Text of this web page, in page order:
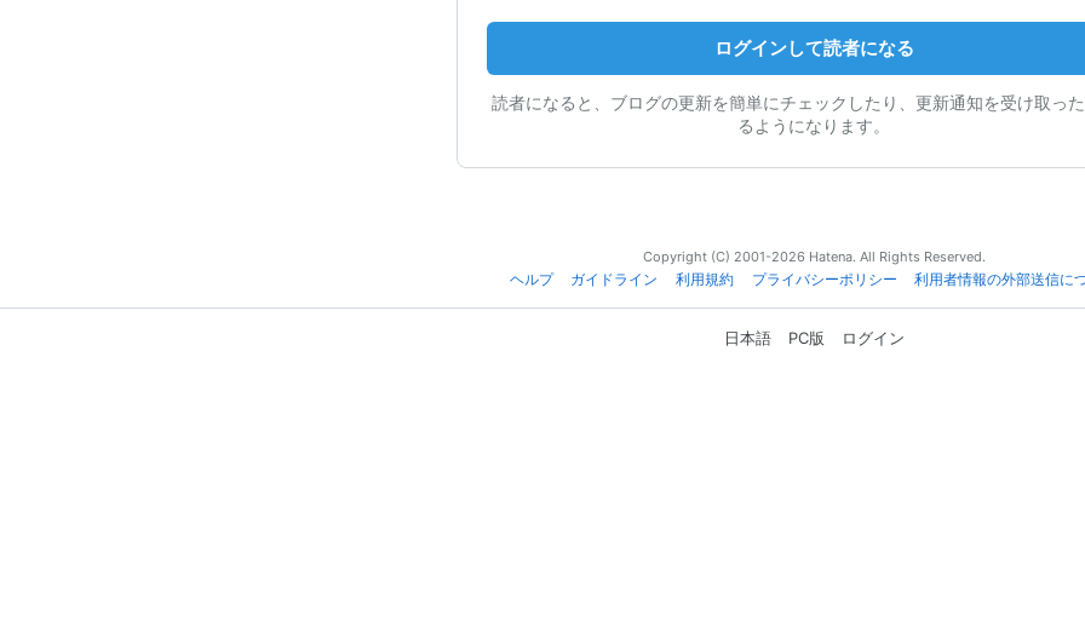
ログインして読者になる
読者になると、ブログの更新を簡単にチェックしたり、更新通知を受け取っ
るようになります。
Copyright (C) 2001-2026 Hatena. All Rights Reserved.
ヘルプ
ガイドライン 利用規約 プライバシーポリシー 利用者情報の外部送信に
日本語 PC版 ログイン